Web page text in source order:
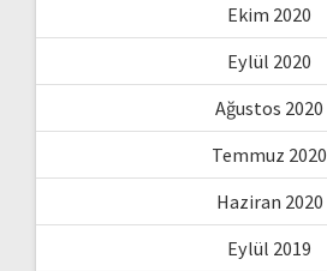
Ekim 2020
Eylül 2020
Ağustos 2020
Temmuz 2020
Haziran 2020
Eylül 2019